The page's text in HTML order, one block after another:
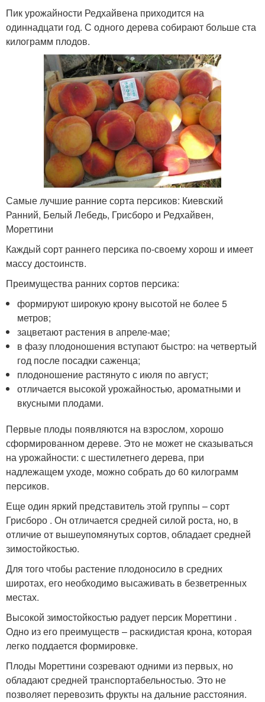
Пик урожайности Редхайвена приходится на
одиннадцати год. С одного дерева собирают больше ста
килограмм плодов.
Самые лучшие ранние сорта персиков: Киевский
Ранний, Белый Лебедь, Грисборо и Редхайвен,
Мореттини
Каждый сорт раннего персика по-своему хорош и имеет
массу достоинств.
Преимущества ранних сортов персика:
формируют широкую крону высотой не более 5
метров;
зацветают растения в апреле-маe;
в фазу плодоношения вступают быстро: на четвертый
год после посадки саженца;
плодоношение растянуто с июля по август;
отличается высокой урожайностью, ароматными и
вкусными плодами.
Первые плоды появляются на взрослом, хорошо
сформированном дереве. Это не может не сказываться
на урожайности: с шестилетнего дерева, при
надлежащем уходе, можно собрать до 60 килограмм
персиков.
Еще один яркий представитель этой группы – сорт
Грисборо . Он отличается средней силой роста, но, в
отличие от вышеупомянутых сортов, обладает средней
зимостойкостью.
Для того чтобы растение плодоносило в средних
широтах, его необходимо высаживать в безветренных
местах.
Высокой зимостойкостью радует персик Мореттини .
Одно из его преимуществ – раскидистая крона, которая
легко поддается формировке.
Плоды Мореттини созревают одними из первых, но
обладают средней транспортабельностью. Это не
позволяет перевозить фрукты на дальние расстояния.